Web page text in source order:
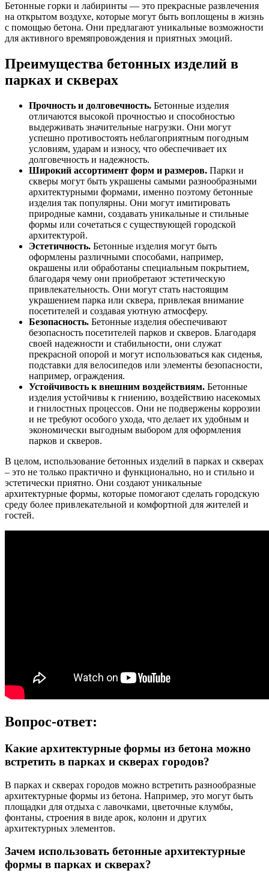
Бетонные горки и лабиринты — это прекрасные развлечения
на открытом воздухе, которые могут быть воплощены в жизнь
с помощью бетона. Они предлагают уникальные возможности
для активного времяпровождения и приятных эмоций.
Преимущества бетонных изделий в
парках и скверах
Прочность и долговечность. Бетонные изделия
отличаются высокой прочностью и способностью
выдерживать значительные нагрузки. Они могут
успешно противостоять неблагоприятным погодным
условиям, ударам и износу, что обеспечивает их
долговечность и надежность.
Широкий ассортимент форм и размеров. Парки и
скверы могут быть украшены самыми разнообразными
архитектурными формами, именно поэтому бетонные
изделия так популярны. Они могут имитировать
природные камни, создавать уникальные и стильные
формы или сочетаться с существующей городской
архитектурой.
Эстетичность. Бетонные изделия могут быть
оформлены различными способами, например,
окрашены или обработаны специальным покрытием,
благодаря чему они приобретают эстетическую
привлекательность. Они могут стать настоящим
украшением парка или сквера, привлекая внимание
посетителей и создавая уютную атмосферу.
Безопасность. Бетонные изделия обеспечивают
безопасность посетителей парков и скверов. Благодаря
своей надежности и стабильности, они служат
прекрасной опорой и могут использоваться как сиденья,
подставки для велосипедов или элементы безопасности,
например, ограждения.
Устойчивость к внешним воздействиям. Бетонные
изделия устойчивы к гниению, воздействию насекомых
и гнилостных процессов. Они не подвержены коррозии
и не требуют особого ухода, что делает их удобным и
экономически выгодным выбором для оформления
парков и скверов.
В целом, использование бетонных изделий в парках и скверах
– это не только практично и функционально, но и стильно и
эстетически приятно. Они создают уникальные
архитектурные формы, которые помогают сделать городскую
среду более привлекательной и комфортной для жителей и
гостей.
Вопрос-ответ:
Какие архитектурные формы из бетона можно
встретить в парках и скверах городов?
В парках и скверах городов можно встретить разнообразные
архитектурные формы из бетона. Например, это могут быть
площадки для отдыха с лавочками, цветочные клумбы,
фонтаны, строения в виде арок, колонн и других
архитектурных элементов.
Зачем использовать бетонные архитектурные
формы в парках и скверах?